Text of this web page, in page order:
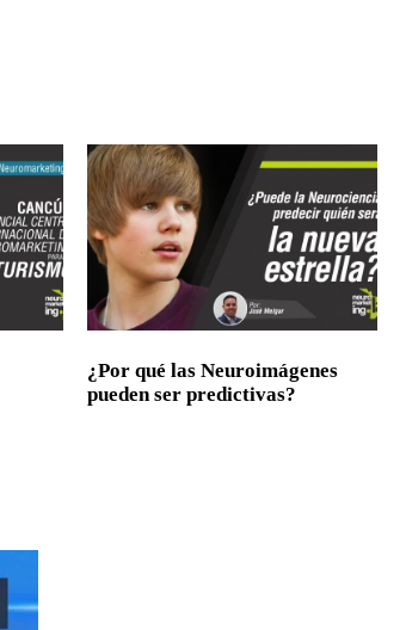
¿Por qué las Neuroimágenes
pueden ser predictivas?